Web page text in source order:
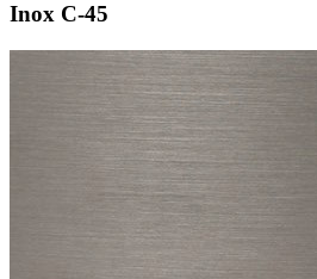
Inox C-45